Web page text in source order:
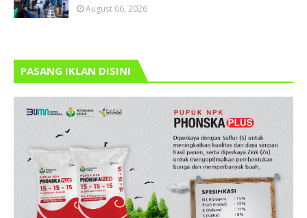
August 06, 2026
PASANG IKLAN DISINI